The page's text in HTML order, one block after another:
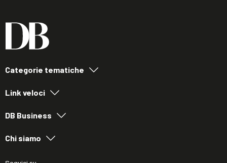
Categorie tematiche
Link veloci
DB Business
Chi siamo